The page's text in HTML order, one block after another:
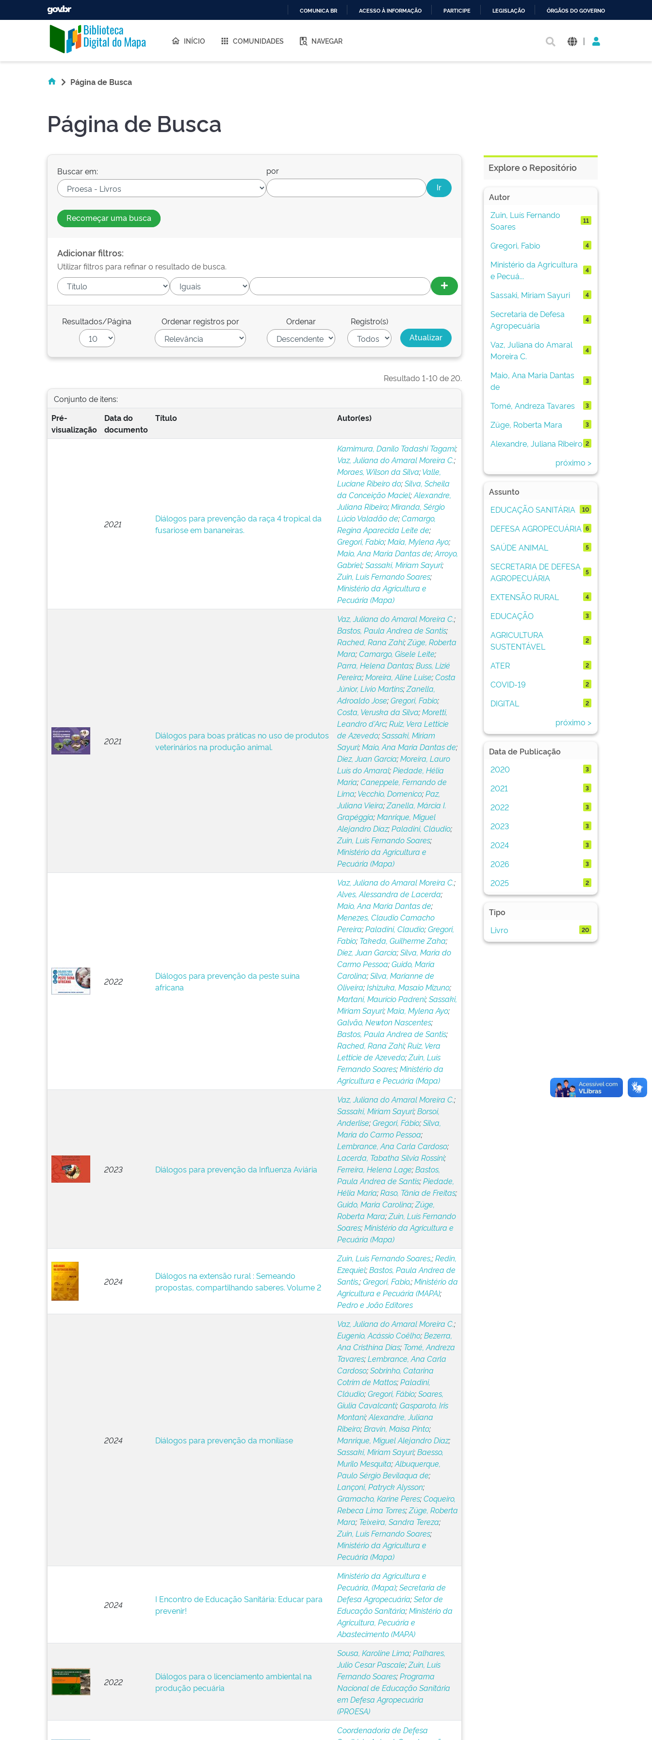
O
COMUNICA BR ACESSO À INFORMAÇÃO PARTICIPE LEGISLAÇÃO ÓRGÃOS DO GOVERNO
Skip navigation
INÍCIO COMUNIDADES NAVEGAR |
Página de Busca
Página de Busca
Buscar em: por
Recomeçar uma busca
Adicionar filtros:
Utilizar filtros para refinar o resultado de busca.
Resultados/Página Ordenar registros por Ordenar Registro(s)
Resultado 1-10 de 20.
Conjunto de itens:
Pré-
visualização
Data do
documento
Título Autor(es)
2021
Diálogos para prevenção da raça 4 tropical da
fusariose em bananeiras.
Kamimura, Danilo Tadashi Tagami;
Vaz, Juliana do Amaral Moreira C.;
Moraes, Wilson da Silva;Valle,
Luciane Ribeiro do;Silva, Scheila
da Conceição Maciel;Alexandre,
Juliana Ribeiro;Miranda, Sérgio
Lúcio Valadão de;Camargo,
Regina Aparecida Leite de;
Gregori, Fabio;Maia, Mylena Ayo;
Maio, Ana Maria Dantas de;Arroyo,
Gabriel;Sassaki, Miriam Sayuri;
Zuin, Luís Fernando Soares;
Ministério da Agricultura e
Pecuária (Mapa)
2021
Diálogos para boas práticas no uso de produtos
veterinários na produção animal.
Vaz, Juliana do Amaral Moreira C.;
Bastos, Paula Andrea de Santis;
Rached, Rana Zahi;Züge, Roberta
Mara;Camargo, Gisele Leite;
Parra, Helena Dantas;Buss, Lizié
Pereira;Moreira, Aline Luise;Costa
Júnior, Livio Martins;Zanella,
Adroaldo Jose;Gregori, Fabio;
Costa, Veruska da Silva;Moretti,
Leandro d'Arc;Ruiz, Vera Letticie
de Azevedo;Sassaki, Miriam
Sayuri;Maio, Ana Maria Dantas de;
Díez, Juan García;Moreira, Lauro
Luís do Amaral;Piedade, Hélia
Maria;Caneppele, Fernando de
Lima;Vecchio, Domenico;Paz,
Juliana Vieira;Zanella, Márcia I.
Grapéggia;Manrique, Miguel
Alejandro Díaz;Paladini, Cláudio;
Zuin, Luís Fernando Soares;
Ministério da Agricultura e
Pecuária (Mapa)
2022
Diálogos para prevenção da peste suína
africana
Vaz, Juliana do Amaral Moreira C.;
Alves, Alessandra de Lacerda;
Maio, Ana Maria Dantas de;
Menezes, Claudio Camacho
Pereira;Paladini, Claudio;Gregori,
Fabio; Takeda, Guilherme Zaha;
Díez, Juan García;Silva, Maria do
Carmo Pessoa;Guido, Maria
Carolina;Silva, Marianne de
Oliveira;Ishizuka, Masaio Mizuno;
Martani, Maurício Padreni;Sassaki,
Miriam Sayuri;Maia, Mylena Ayo;
Galvão, Newton Nascentes;
Bastos, Paula Andrea de Santis;
Rached, Rana Zahi;Ruiz, Vera
Letticie de Azevedo;Zuin, Luís
Fernando Soares;Ministério da
Agricultura e Pecuária (Mapa)
2023 Diálogos para prevenção da Influenza Aviária
Vaz, Juliana do Amaral Moreira C.;
Sassaki, Míriam Sayuri;Borsoi,
Anderlise;Gregori, Fábio;Silva,
Maria do Carmo Pessoa;
Lembrance, Ana Carla Cardoso;
Lacerda, Tabatha Sílvia Rossini;
Ferreira, Helena Lage;Bastos,
Paula Andrea de Santis;Piedade,
Hélia Maria;Raso, Tânia de Freitas;
Guido, Maria Carolina;Züge,
Roberta Mara;Zuin, Luís Fernando
Soares;Ministério da Agricultura e
Pecuária (Mapa)
2024
Diálogos na extensão rural : Semeando
propostas, compartilhando saberes. Volume 2
Zuin, Luís Fernando Soares,;Redin,
Ezequiel;Bastos, Paula Andrea de
Santis,;Gregori, Fabio,;Ministério da
Agricultura e Pecuária (MAPA);
Pedro e João Editores
2024 Diálogos para prevenção da monilíase
Vaz, Juliana do Amaral Moreira C.;
Eugenio, Acássio Coêlho;Bezerra,
Ana Cristhina Dias; Tomé, Andreza
Tavares;Lembrance, Ana Carla
Cardoso;Sobrinho, Catarina
Cotrim de Mattos;Paladini,
Cláudio;Gregori, Fábio;Soares,
Giulia Cavalcanti;Gasparoto, Iris
Montani;Alexandre, Juliana
Ribeiro;Bravin, Maísa Pinto;
Manrique, Miguel Alejandro Díaz;
Sassaki, Miriam Sayuri;Baesso,
Murilo Mesquita;Albuquerque,
Paulo Sérgio Bevilaqua de;
Lançoni, Patryck Alysson;
Gramacho, Karine Peres;Coqueiro,
Rebeca Lima Torres;Züge, Roberta
Mara; Teixeira, Sandra Tereza;
Zuin, Luís Fernando Soares;
Ministério da Agricultura e
Pecuária (Mapa)
2024
I Encontro de Educação Sanitária: Educar para
prevenir!
Ministério da Agricultura e
Pecuária, (Mapa);Secretaria de
Defesa Agropecuária;Setor de
Educação Sanitária;Ministério da
Agricultura, Pecuária e
Abastecimento (MAPA)
2022
Diálogos para o licenciamento ambiental na
produção pecuária
Sousa, Karoline Lima;Palhares,
Julio Cesar Pascale;Zuin, Luís
Fernando Soares;Programa
Nacional de Educação Sanitária
em Defesa Agropecuária
(PROESA)
Coordenadoria de Defesa
Explore o Repositório
Autor
Zuin, Luís Fernando
Soares
11
Gregori, Fabio 4
Ministério da Agricultura
e Pecuá...
4
Sassaki, Miriam Sayuri 4
Secretaria de Defesa
Agropecuária
4
Vaz, Juliana do Amaral
Moreira C.
4
Maio, Ana Maria Dantas
de
3
Tomé, Andreza Tavares 3
Züge, Roberta Mara 3
Alexandre, Juliana Ribeiro 2
próximo >
Assunto
EDUCAÇÃO SANITÁRIA
10
DEFESA AGROPECUÁRIA 6
SAÚDE ANIMAL 5
SECRETARIA DE DEFESA
AGROPECUÁRIA
5
EXTENSÃO RURAL 4
EDUCAÇÃO 3
AGRICULTURA
SUSTENTÁVEL
2
ATER 2
COVID-19 2
DIGITAL 2
próximo >
Data de Publicação
2020
3
2021 3
2022 3
2023 3
2024 3
2026 3
2025 2
Tipo
Livro
20